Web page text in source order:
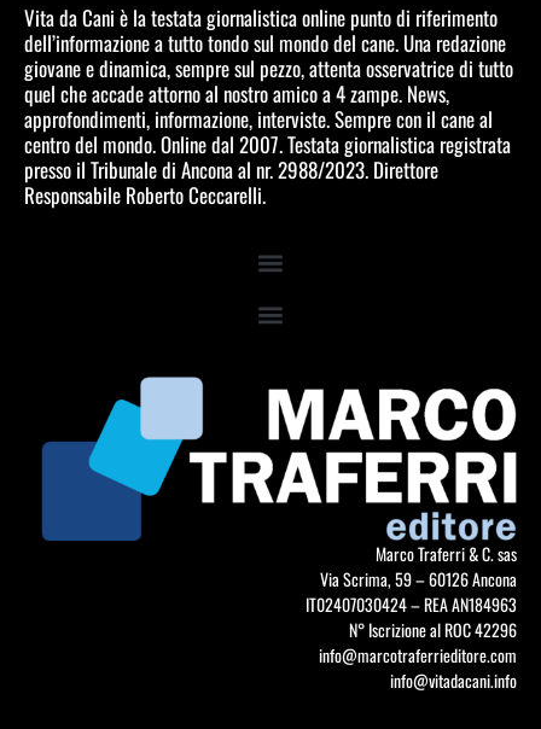
Vita da Cani è la testata giornalistica online punto di riferimento
dell’informazione a tutto tondo sul mondo del cane. Una redazione
giovane e dinamica, sempre sul pezzo, attenta osservatrice di tutto
quel che accade attorno al nostro amico a 4 zampe. News,
approfondimenti, informazione, interviste. Sempre con il cane al
centro del mondo. Online dal 2007. Testata giornalistica registrata
presso il Tribunale di Ancona al nr. 2988/2023. Direttore
Responsabile Roberto Ceccarelli.
Marco Traferri & C. sas
Via Scrima, 59 – 60126 Ancona
IT02407030424 – REA AN184963
N° Iscrizione al ROC 42296
info@marcotraferrieditore.com
info@vitadacani.info